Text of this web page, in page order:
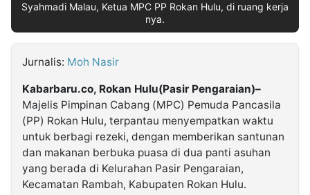
Kabarbaru.co
2026
Kabarbaru
Syahmadi Malau, Ketua MPC PP Rokan Hulu, di ruang kerja
nya.
Jurnalis: Moh Nasir
Kabarbaru.co, Rokan Hulu(Pasir Pengaraian)–
Majelis Pimpinan Cabang (MPC) Pemuda Pancasila
(PP) Rokan Hulu, terpantau menyempatkan waktu
untuk berbagi rezeki, dengan memberikan santunan
dan makanan berbuka puasa di dua panti asuhan
yang berada di Kelurahan Pasir Pengaraian,
Kecamatan Rambah, Kabupaten Rokan Hulu.